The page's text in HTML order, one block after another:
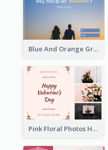
Blue And Orange Gradient Photo Valentines Day Gift Card
Pink Floral Photos Happy Valentines Day Gift Card